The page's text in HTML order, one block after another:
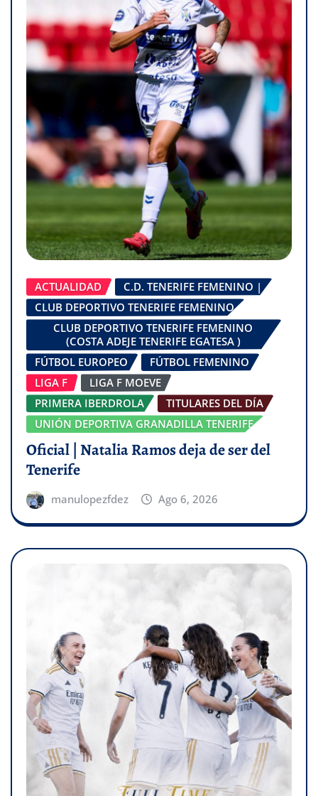
ACTUALIDAD
C.D. TENERIFE FEMENINO |
CLUB DEPORTIVO TENERIFE FEMENINO
CLUB DEPORTIVO TENERIFE FEMENINO
(COSTA ADEJE TENERIFE EGATESA )
FÚTBOL EUROPEO
FÚTBOL FEMENINO
LIGA F
LIGA F MOEVE
PRIMERA IBERDROLA
TITULARES DEL DÍA
UNIÓN DEPORTIVA GRANADILLA TENERIFE
Oficial | Natalia Ramos deja de ser del
Tenerife
manulopezfdez Ago 6, 2026